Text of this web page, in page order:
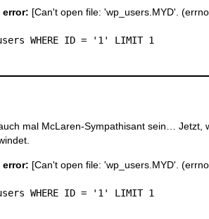
error: [Can't open file: 'wp_users.MYD'.
WHERE ID = '1' LIMIT 1
mal McLaren-Sympathisant sein… Jetzt,
error: [Can't open file: 'wp_users.MYD'.
WHERE ID = '1' LIMIT 1